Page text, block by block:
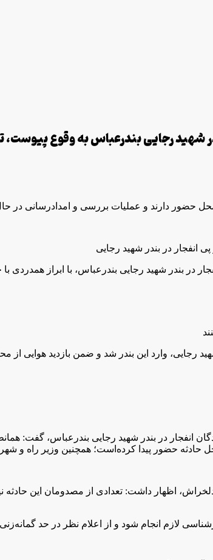
حضور دارند و عملیات بررسی و امدادرسانی در
در بندر شهید رجایی بندرعباس، با ابراز
رجایی، وارد این بندر شد و ضمن بازدید
انفجار در بندر شهید رجایی بندرعباس، گفت:
حضور پیدا کرده‌است؛ همچنین وزیر راه و
اظهار داشت: تعدادی از مصدومان این حادثه
لازم انجام شود و از اعلام نظر در حد